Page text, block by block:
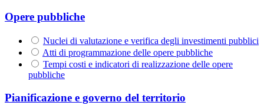
Opere pubbliche
Nuclei di valutazione e verifica degli investimenti pubblici
Atti di programmazione delle opere pubbliche
Tempi costi e indicatori di realizzazione delle opere
pubbliche
Pianificazione e governo del territorio